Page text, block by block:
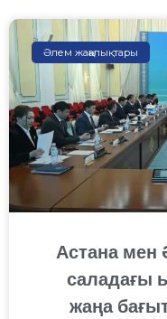
Әлем жаңалықтары
Астана мен
саладағы
жаңа